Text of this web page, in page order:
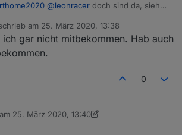
@leonracer doch sind da, siehe
am 25. März 2020, 13:38
editiert von
ich gar nicht mitbekommen. Hab auch
0
25. März 2020, 13:40
von Kueppert